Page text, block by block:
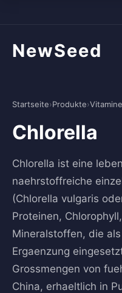
NewSeed
Startseite›Produkte›Vitamine
Chlorella
Chlorella ist eine
naehrstoffreiche
(Chlorella vulgaris
Proteinen,
Mineralstoffen, die
Ergaenzung
Grossmengen von
China, erhaeltlich in